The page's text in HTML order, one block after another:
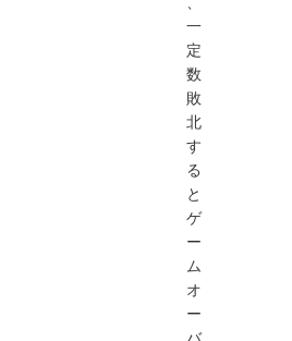
一
定
数
敗
北
す
る
と
ゲ
ー
ム
オ
ー
バ